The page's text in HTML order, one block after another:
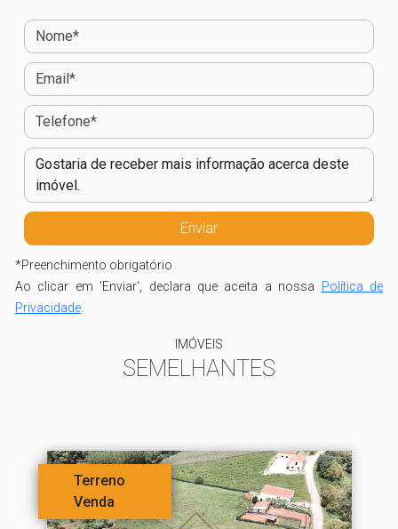
*Preenchimento obrigatório
Ao clicar em 'Enviar', declara que aceita a nossa Política de
Privacidade
IMÓVEIS
SEMELHANTES
Terreno
Venda